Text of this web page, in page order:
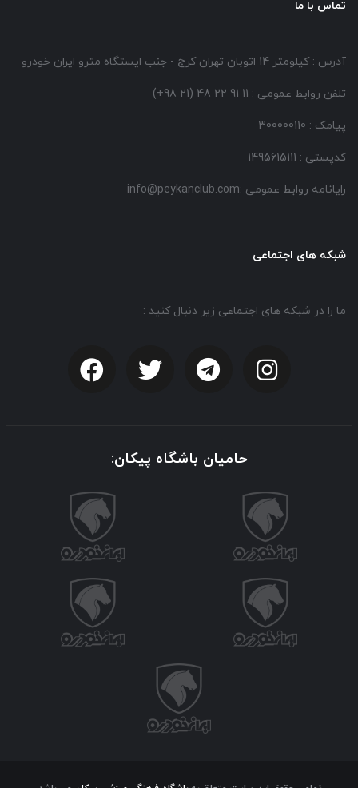
تماس با ما
آدرس : کیلومتر 14 اتوبان تهران کرج - جنب ایستگاه مترو ایران خودرو
تلفن روابط عمومی : 11 91 22 48 (21 98+)
پیامک : 300000110
کدپستی : 1495615111
رایانامه روابط عمومی :info@peykanclub.com
شبکه های اجتماعی
ما را در شبکه های اجتماعی زیر دنبال کنید :
حامیان باشگاه پیکان: